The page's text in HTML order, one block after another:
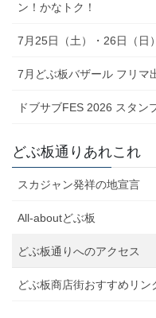
ン！かなトク！
7月25日（土）・26日（日
7月どぶ板バザール フリマ
ドブサブFES 2026 スタン
どぶ板通りあれこれ
スカジャン発祥の地宣言
All-aboutどぶ板
どぶ板通りへのアクセス
どぶ板商店街おすすめリン